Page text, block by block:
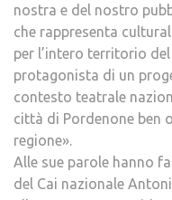
nostra e del nostro
che rappresenta
per l’intero territorio
protagonista di un
contesto teatrale
città di Pordenone ben
regione».
Alle sue parole hanno
del Cai nazionale